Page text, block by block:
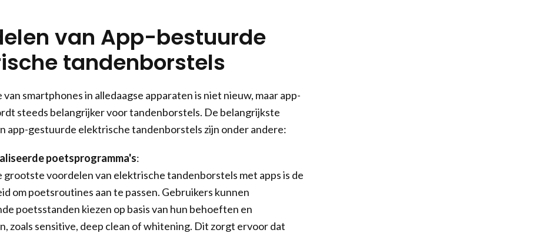
van App-bestuurde
tandenborstels
smartphones in alledaagse apparaten is niet nieuw, maar app-
steeds belangrijker voor tandenborstels. De belangrijkste
app-gestuurde elektrische tandenborstels zijn onder andere:
poetsprogramma's:
grootste voordelen van elektrische tandenborstels met apps is de
om poetsroutines aan te passen. Gebruikers kunnen
poetsstanden kiezen op basis van hun behoeften en
zoals sensitive, deep clean of whitening. Dit zorgt ervoor dat